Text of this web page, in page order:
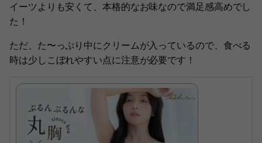
イーツよりも安くて、本格的なお味なので満足感高めでし
た！
ただ、た〜っぷり中にクリームが入っているので、食べる
時は少しこぼれやすい点に注意が必要です！